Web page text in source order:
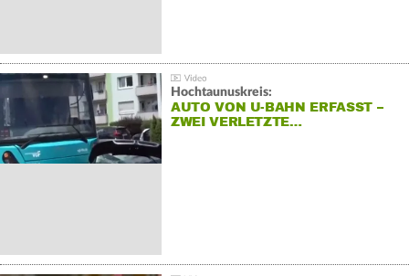
Hochtaunuskreis:
AUTO VON U-BAHN ERFASST –
ZWEI VERLETZTE…